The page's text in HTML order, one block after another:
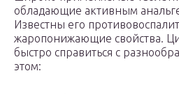
обладающие активным
Известны его
жаропонижающие свойства.
быстро справиться с
этом: